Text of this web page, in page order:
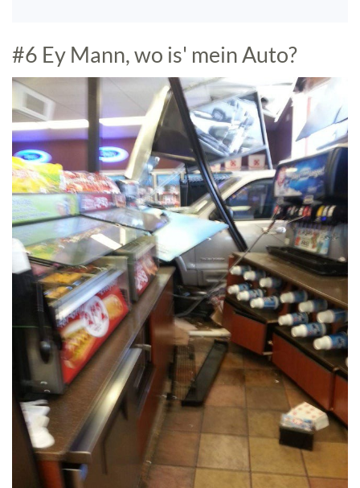
#6 Ey Mann, wo is' mein Auto?